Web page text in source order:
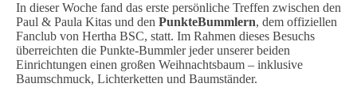
In dieser Woche fand das erste persönliche Treffen zwischen den
Paul & Paula Kitas und den PunkteBummlern, dem offiziellen
Fanclub von Hertha BSC, statt. Im Rahmen dieses Besuchs
überreichten die Punkte-Bummler jeder unserer beiden
Einrichtungen einen großen Weihnachtsbaum – inklusive
Baumschmuck, Lichterketten und Baumständer.